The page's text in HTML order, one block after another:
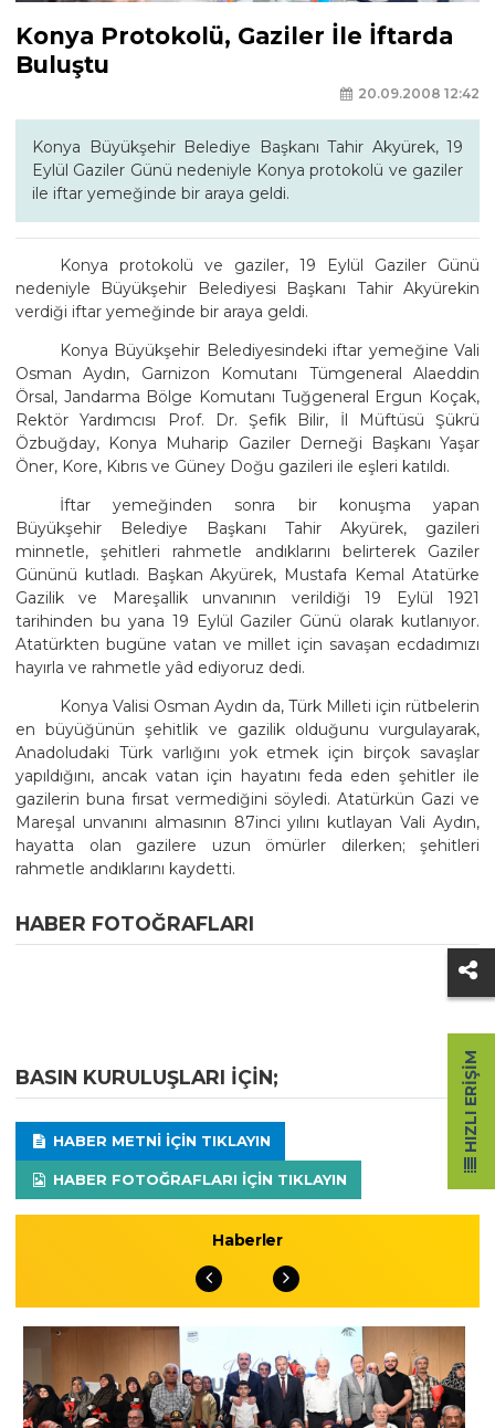
Konya Protokolü, Gaziler İle İftarda
Buluştu
20.09.2008 12:42
Konya Büyükşehir Belediye Başkanı Tahir Akyürek, 19
Eylül Gaziler Günü nedeniyle Konya protokolü ve gaziler
ile iftar yemeğinde bir araya geldi.
Konya protokolü ve gaziler, 19 Eylül Gaziler Günü
nedeniyle Büyükşehir Belediyesi Başkanı Tahir Akyürekin
verdiği iftar yemeğinde bir araya geldi.
Konya Büyükşehir Belediyesindeki iftar yemeğine Vali
Osman Aydın, Garnizon Komutanı Tümgeneral Alaeddin
Örsal, Jandarma Bölge Komutanı Tuğgeneral Ergun Koçak,
Rektör Yardımcısı Prof. Dr. Şefik Bilir, İl Müftüsü Şükrü
Özbuğday, Konya Muharip Gaziler Derneği Başkanı Yaşar
Öner, Kore, Kıbrıs ve Güney Doğu gazileri ile eşleri katıldı.
İftar yemeğinden sonra bir konuşma yapan
Büyükşehir Belediye Başkanı Tahir Akyürek, gazileri
minnetle, şehitleri rahmetle andıklarını belirterek Gaziler
Gününü kutladı. Başkan Akyürek, Mustafa Kemal Atatürke
Gazilik ve Mareşallik unvanının verildiği 19 Eylül 1921
tarihinden bu yana 19 Eylül Gaziler Günü olarak kutlanıyor.
Atatürkten bugüne vatan ve millet için savaşan ecdadımızı
hayırla ve rahmetle yâd ediyoruz dedi.
Konya Valisi Osman Aydın da, Türk Milleti için rütbelerin
en büyüğünün şehitlik ve gazilik olduğunu vurgulayarak,
Anadoludaki Türk varlığını yok etmek için birçok savaşlar
yapıldığını, ancak vatan için hayatını feda eden şehitler ile
gazilerin buna fırsat vermediğini söyledi. Atatürkün Gazi ve
Mareşal unvanını almasının 87inci yılını kutlayan Vali Aydın,
hayatta olan gazilere uzun ömürler dilerken; şehitleri
rahmetle andıklarını kaydetti.
HABER FOTOĞRAFLARI
BASIN KURULUŞLARI IÇIN;
HABER METNI IÇIN TIKLAYIN
HABER FOTOĞRAFLARI IÇIN TIKLAYIN
Haberler
HIZLI ERIŞIM